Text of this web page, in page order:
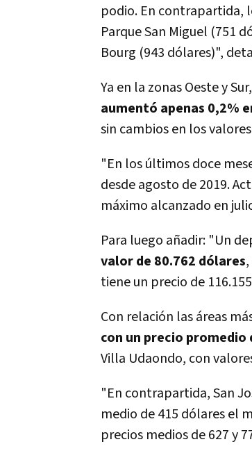
podio. En contrapartida,
Parque San Miguel (751
Bourg (943 dólares)",
Ya en la zonas Oeste y
aumentó apenas 0,2%
sin cambios en los
"En los últimos doce
desde agosto de 2019.
máximo alcanzado en
Para luego añadir: "Un
valor de 80.762 dólares
tiene un precio de
Con relación las áreas
con un precio
Villa Udaondo, con
"En contrapartida, San
medio de 415 dólares el
precios medios de 627 y